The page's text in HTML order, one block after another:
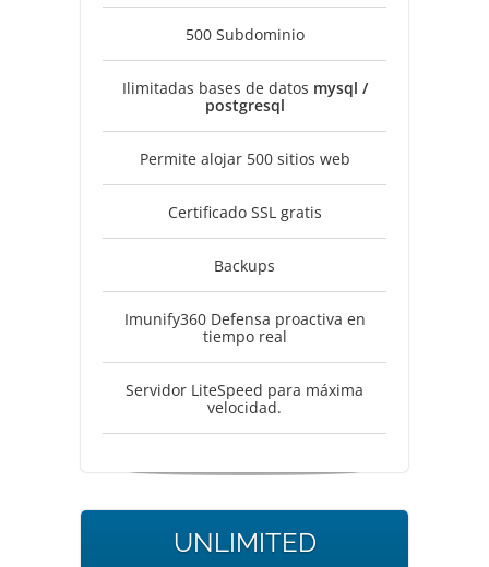
500 Subdominio
Ilimitadas bases de datos mysql /
postgresql
Permite alojar 500 sitios web
Certificado SSL gratis
Backups
Imunify360 Defensa proactiva en
tiempo real
Servidor LiteSpeed para máxima
velocidad.
UNLIMITED